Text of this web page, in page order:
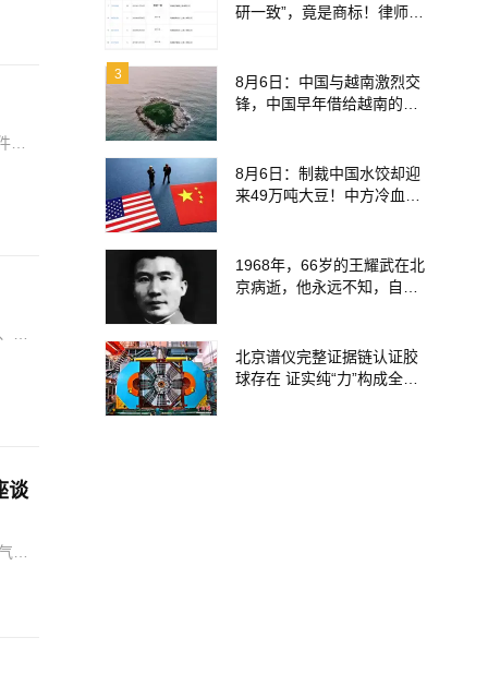
程”
司
谈
象
研一致”，竟是商标！律师：
3
8月6日：中国与越南激烈交
锋，中国早年借给越南的白
8月6日：制裁中国水饺却迎
来49万吨大豆！中方冷血抄
1968年，66岁的王耀武在北
京病逝，他永远不知，自家
北京谱仪完整证据链认证胶
球存在 证实纯“力”构成全新